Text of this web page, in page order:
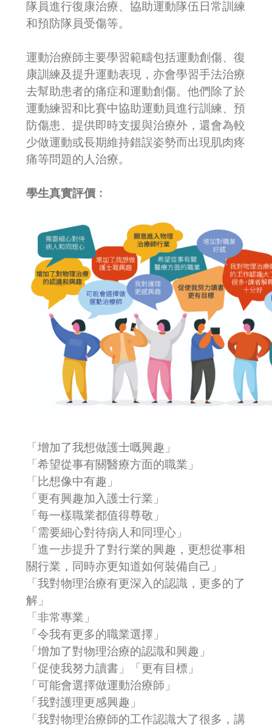
隊員進行復康治療、協助運動隊伍日常訓練
和預防隊員受傷等。
運動治療師主要學習範疇包括運動創傷、復
康訓練及提升運動表現，亦會學習手法治療
去幫助患者的痛症和運動創傷。他們除了於
運動練習和比賽中協助運動員進行訓練、預
防傷患、提供即時支援與治療外，還會為較
少做運動或長期維持錯誤姿勢而出現肌肉疼
痛等問題的人治療。
學生真實評價﹕
「增加了我想做護士嘅興趣」
「希望從事有關醫療方面的職業」
「比想像中有趣」
「更有興趣加入護士行業」
「每一樣職業都值得尊敬」
「需要細心對待病人和同理心」
「進一步提升了對行業的興趣，更想從事相
關行業，同時亦更知道如何裝備自己」
「我對物理治療有更深入的認識，更多的了
解」
「非常專業」
「令我有更多的職業選擇」
「增加了對物理治療的認識和興趣」
「促使我努力讀書」「更有目標」
「可能會選擇做運動治療師」
「我對護理更感興趣」
「我對物理治療師的工作認識大了很多，講